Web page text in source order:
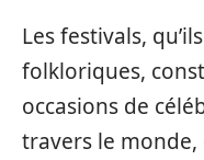
Les festivals,
folkloriques,
occasions de
travers le